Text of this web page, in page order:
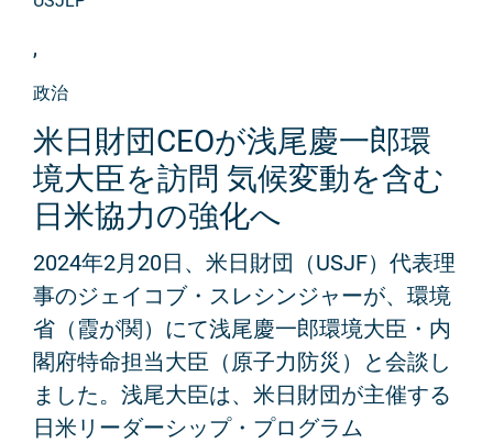
,
政治
米日財団CEOが浅尾慶一郎環
境大臣を訪問 気候変動を含む
日米協力の強化へ
2024年2月20日、米日財団（USJF）代表理
事のジェイコブ・スレシンジャーが、環境
省（霞が関）にて浅尾慶一郎環境大臣・内
閣府特命担当大臣（原子力防災）と会談し
ました。浅尾大臣は、米日財団が主催する
日米リーダーシップ・プログラム